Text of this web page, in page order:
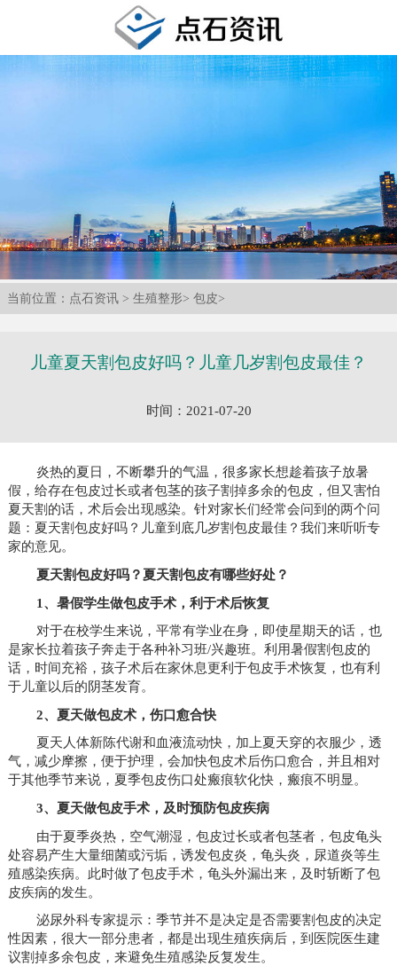
当前位置： 点石资讯 > 生殖整形> 包皮>
儿童夏天割包皮好吗？儿童几岁割包皮最佳？
时间：2021-07-20
炎热的夏日，不断攀升的气温，很多家长想趁着孩子放暑
假，给存在包皮过长或者包茎的孩子割掉多余的包皮，但又害怕
夏天割的话，术后会出现感染。针对家长们经常会问到的两个问
题：夏天割包皮好吗？儿童到底几岁割包皮最佳？我们来听听专
家的意见。
夏天割包皮好吗？夏天割包皮有哪些好处？
1、暑假学生做包皮手术，利于术后恢复
对于在校学生来说，平常有学业在身，即使星期天的话，也
是家长拉着孩子奔走于各种补习班/兴趣班。利用暑假割包皮的
话，时间充裕，孩子术后在家休息更利于包皮手术恢复，也有利
于儿童以后的阴茎发育。
2、夏天做包皮术，伤口愈合快
夏天人体新陈代谢和血液流动快，加上夏天穿的衣服少，透
气，减少摩擦，便于护理，会加快包皮术后伤口愈合，并且相对
于其他季节来说，夏季包皮伤口处瘢痕软化快，瘢痕不明显。
3、夏天做包皮手术，及时预防包皮疾病
由于夏季炎热，空气潮湿，包皮过长或者包茎者，包皮龟头
处容易产生大量细菌或污垢，诱发包皮炎，龟头炎，尿道炎等生
殖感染疾病。此时做了包皮手术，龟头外漏出来，及时斩断了包
皮疾病的发生。
泌尿外科专家提示：季节并不是决定是否需要割包皮的决定
性因素，很大一部分患者，都是出现生殖疾病后，到医院医生建
议割掉多余包皮，来避免生殖感染反复发生。